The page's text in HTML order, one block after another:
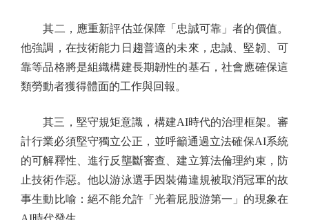
其二，應重新評估並保障「忠誠可靠」者的價值。
他強調，在技術能力日趨普適的未來，忠誠、堅韌、可
靠等品格將是組織構建長期韌性的基石，社會應確保這
類勞動者獲得體面的工作與回報。
其三，堅守規矩意識，構建AI時代的治理框架。審
計行業必須堅守獨立公正，並呼籲通過立法確保AI系統
的可解釋性、進行反壟斷審查、建立算法倫理約束，防
止技術作惡。他以游泳選手因裝備違規被取消冠軍的故
事生動比喻：絕不能允許「光着屁股游第一」的現象在